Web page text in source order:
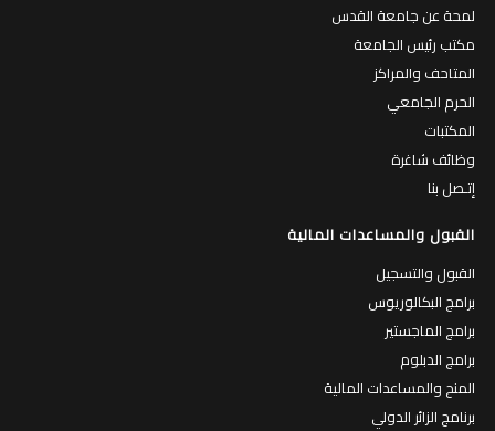
لمحة عن جامعة القدس
مكتب رئيس الجامعة
المتاحف والمراكز
الحرم الجامعي
المكتبات
وظائف شاغرة
إتـصل بنا
القبول والمساعدات المالية
القبول والتسجيل
برامج البكالوريوس
برامج الماجستير
برامج الدبلوم
المنح والمساعدات المالية
برنامج الزائر الدولي